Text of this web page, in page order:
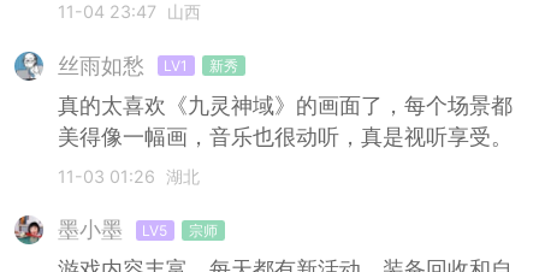
11-04 23:47 山西
丝雨如愁 LV1 新秀
真的太喜欢《九灵神域》的画面了，每个场景都
美得像一幅画，音乐也很动听，真是视听享受。
11-03 01:26 湖北
墨小墨 LV5 宗师